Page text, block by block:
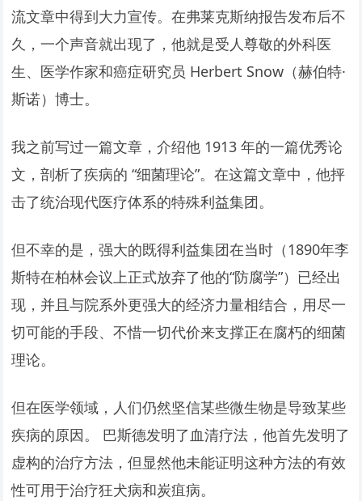
流文章中得到大力宣传。在弗莱克斯纳报告发布后不
久，一个声音就出现了，他就是受人尊敬的外科医
生、医学作家和癌症研究员 Herbert Snow（赫伯特·
斯诺）博士。
我之前写过一篇文章，介绍他 1913 年的一篇优秀论
文，剖析了疾病的 “细菌理论”。在这篇文章中，他抨
击了统治现代医疗体系的特殊利益集团。
但不幸的是，强大的既得利益集团在当时（1890年李
斯特在柏林会议上正式放弃了他的“防腐学”）已经出
现，并且与院系外更强大的经济力量相结合，用尽一
切可能的手段、不惜一切代价来支撑正在腐朽的细菌
理论。
但在医学领域，人们仍然坚信某些微生物是导致某些
疾病的原因。 巴斯德发明了血清疗法，他首先发明了
虚构的治疗方法，但显然他未能证明这种方法的有效
性可用于治疗狂犬病和炭疽病。